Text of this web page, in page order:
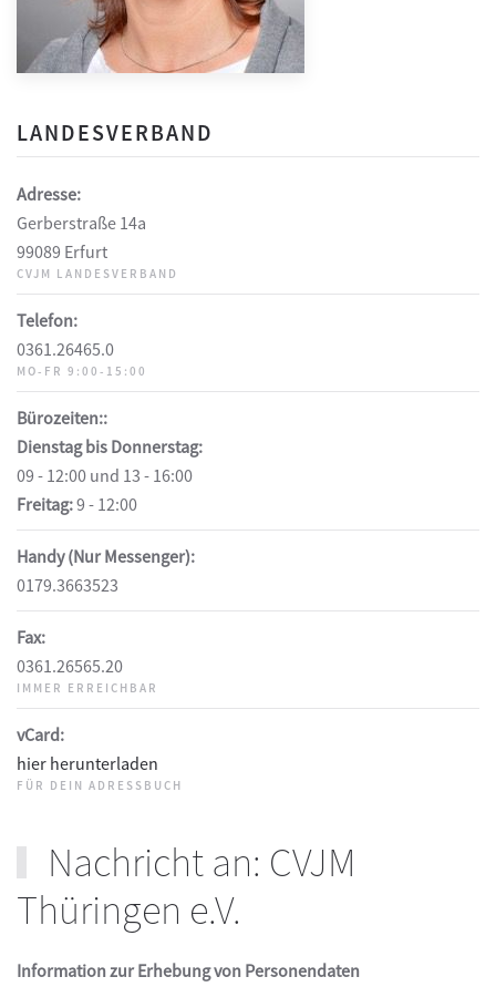
LANDESVERBAND
Adresse:
Gerberstraße 14a
99089 Erfurt
CVJM LANDESVERBAND
Telefon:
0361.26465.0
MO-FR 9:00-15:00
Bürozeiten::
Dienstag bis Donnerstag:
09 - 12:00 und 13 - 16:00
Freitag:9 - 12:00
Handy (Nur Messenger):
0179.3663523
Fax:
0361.26565.20
IMMER ERREICHBAR
vCard:
hier herunterladen
FÜR DEIN ADRESSBUCH
Nachricht an: CVJM
Thüringen e.V.
Information zur Erhebung von Personendaten